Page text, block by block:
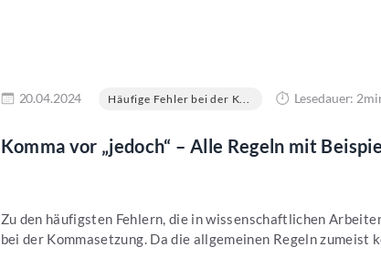
20.04.2024 Häufige Fehler bei der K... Lesedauer:
Komma vor „jedoch“ – Alle Regeln mit
Zu den häufigsten Fehlern, die in wissenschaftlichen
bei der Kommasetzung. Da die allgemeinen Regeln zumeist